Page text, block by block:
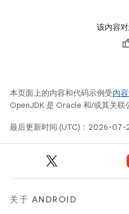
该内容
本页面上的内容和代码示例受内
OpenJDK 是 Oracle 和/或其关联
最后更新时间 (UTC)：2026-07-
关于 ANDROID